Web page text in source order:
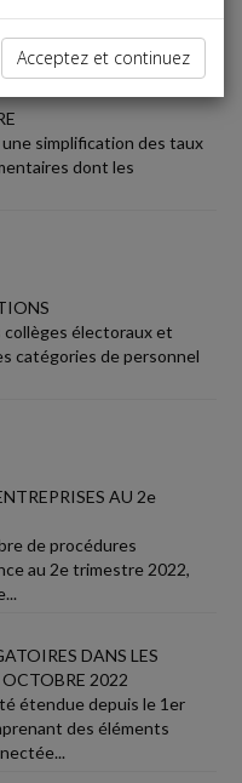
simplification des taux
dont les
électoraux et
catégories de personnel
AU 2e
de procédures
au 2e trimestre 2022,
DANS LES
2022
étendue depuis le 1er
des éléments
Acceptez et continuez